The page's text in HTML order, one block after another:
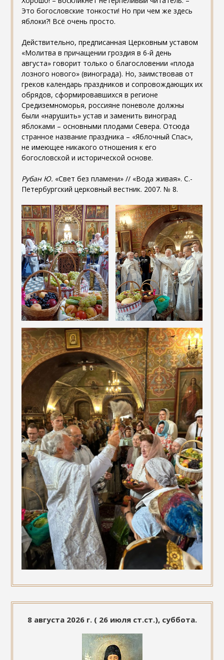
Это богословские тонкости! Но при чем же здесь
яблоки?! Всё очень просто.
Действительно, предписанная Церковным уставом
«Молитва в причащении гроздия в 6-й день
августа» говорит только о благословении «плода
лозного нового» (винограда). Но, заимствовав от
греков календарь праздников и сопровождающих их
обрядов, сформировавшихся в регионе
Средиземноморья, россияне поневоле должны
были «нарушить» устав и заменить виноград
яблоками – основными плодами Севера. Отсюда
странное название праздника – «Яблочный Спас»,
не имеющее никакого отношения к его
богословской и исторической основе.
Рубан Ю. «Свет без пламени» // «Вода живая». С.-
Петербургский церковный вестник. 2007. № 8.
8 августа 2026 г. ( 26 июля ст.ст.), суббота.